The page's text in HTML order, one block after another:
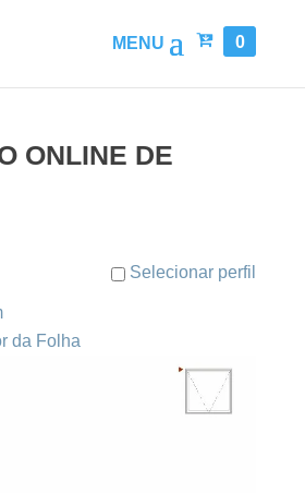
0
ONLINE DE
Selecionar perfil
da Folha